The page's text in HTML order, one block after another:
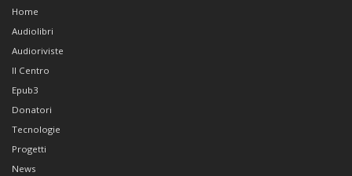
Home
Audiolibri
Audioriviste
Il Centro
Epub3
Donatori
Tecnologie
Progetti
News